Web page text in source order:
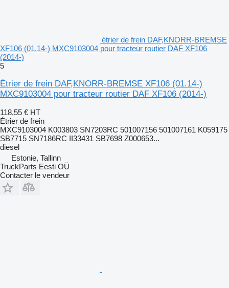
étrier de frein DAF,KNORR-BREMSE
XF106 (01.14-) MXC9103004 pour tracteur routier DAF XF106
(2014-)
5
Étrier de frein DAF,KNORR-BREMSE XF106 (01.14-)
MXC9103004 pour tracteur routier DAF XF106 (2014-)
118,55 € HT
Étrier de frein
MXC9103004 K003803 SN7203RC 501007156 501007161 K059175
SB7715 SN7186RC II33431 SB7698 Z000653...
diesel
Estonie, Tallinn
TruckParts Eesti OÜ
Contacter le vendeur